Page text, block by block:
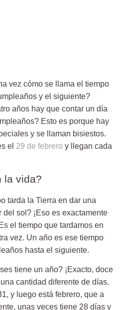
vez cómo se llama el tiempo
y el siguiente?
años hay que contar un día
Esto es porque hay
y se llaman bisiestos.
el 29 de febrero y llegan cada
la vida?
tarda la Tierra en dar una
sol? ¡Eso es exactamente
el tiempo que tardamos en
vez. Un año es ese tiempo
hasta el siguiente.
tiene un año? ¡Exacto, doce
cantidad diferente de días.
y luego está febrero, que a
unas veces tiene 28 días y